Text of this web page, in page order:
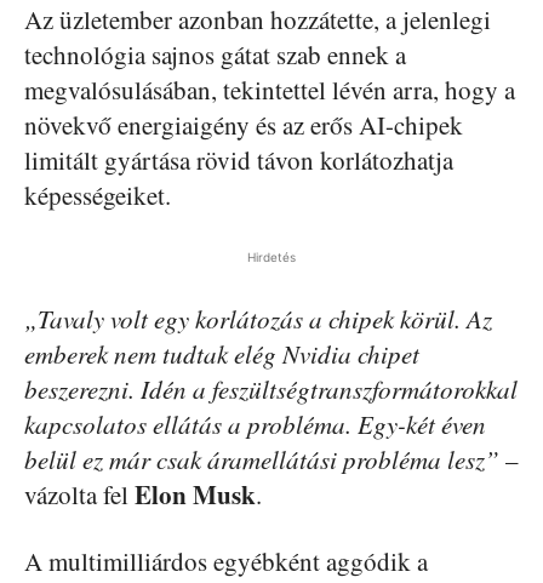
Az üzletember azonban hozzátette, a jelenlegi
technológia sajnos gátat szab ennek a
megvalósulásában, tekintettel lévén arra, hogy a
növekvő energiaigény és az erős AI-chipek
limitált gyártása rövid távon korlátozhatja
képességeiket.
Hirdetés
„Tavaly volt egy korlátozás a chipek körül. Az
emberek nem tudtak elég Nvidia chipet
beszerezni. Idén a feszültségtranszformátorokkal
kapcsolatos ellátás a probléma. Egy-két éven
belül ez már csak áramellátási probléma lesz” –
vázolta felElon Musk.
A multimilliárdos egyébként aggódik a